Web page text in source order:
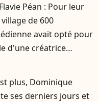
Péan : Pour leur
de 600
avait opté pour
d'une créatrice
plus, Dominique
ses derniers jours et